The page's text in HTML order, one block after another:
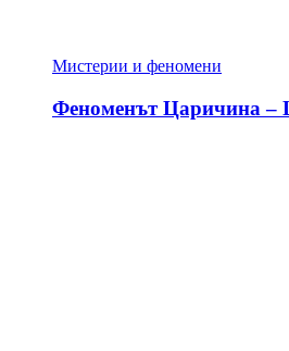
Мистерии и феномени
Феноменът Царичина –